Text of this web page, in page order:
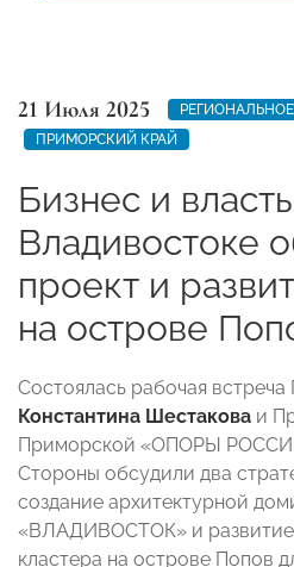
21 Июля 2025
ПРИМОРСКИЙ КРАЙ
Бизнес и
Владивостоке
проект и
на острове
Состоялась рабочая
Константина Шестакова и
Приморской «ОПОРЫ
Стороны обсудили два
создание архитектурной
«ВЛАДИВОСТОК» и развитие
кластера на острове Попов